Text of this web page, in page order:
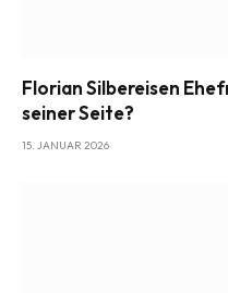
Florian Silbereisen
seiner Seite?
15. JANUAR 2026